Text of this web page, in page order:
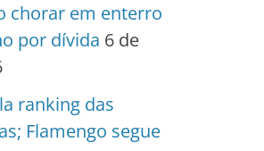
chorar em enterro
por dívida 6 de
ranking das
Flamengo segue